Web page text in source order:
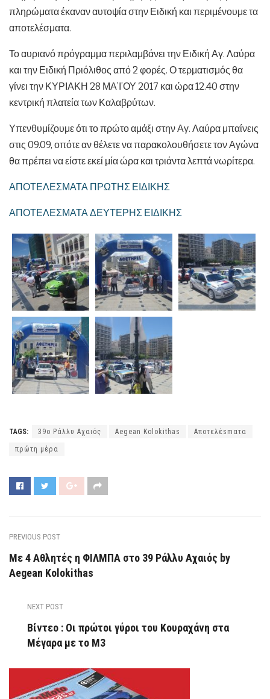
πληρώματα έκαναν αυτοψία στην Ειδική και περιμένουμε τα
αποτελέσματα.
Το αυριανό πρόγραμμα περιλαμβάνει την Ειδική Αγ. Λαύρα
και την Ειδική Πριόλιθος από 2 φορές. Ο τερματισμός θα
γίνει την ΚΥΡΙΑΚΗ 28 ΜΑ’Ι’ΟΥ 2017 και ώρα 12.40 στην
κεντρική πλατεία των Καλαβρύτων.
Υπενθυμίζουμε ότι το πρώτο αμάξι στην Αγ. Λαύρα μπαίνεις
στις 09.09, οπότε αν θέλετε να παρακολουθήσετε τον Αγώνα
θα πρέπει να είστε εκεί μία ώρα και τριάντα λεπτά νωρίτερα.
ΑΠΟΤΕΛΕΣΜΑΤΑ ΠΡΩΤΗΣ ΕΙΔΙΚΗΣ
ΑΠΟΤΕΛΕΣΜΑΤΑ ΔΕΥΤΕΡΗΣ ΕΙΔΙΚΗΣ
TAGS: 39ο Ράλλυ Αχαιός Aegean Kolokithas Αποτελέsmατα
πρώτη μέρα
PREVIOUS POST
Με 4 Αθλητές η ΦΙΛΜΠΑ στο 39 Ράλλυ Αχαιός by
Aegean Kolokithas
NEXT POST
Βίντεο : Οι πρώτοι γύροι του Κουραχάνη στα
Μέγαρα με το Μ3